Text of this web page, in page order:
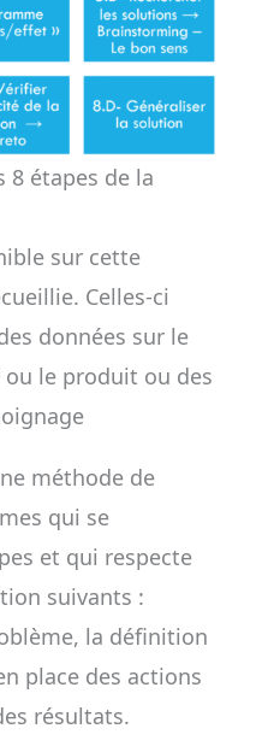
8 étapes de la
sur cette
Celles-ci
données sur le
le produit ou des
méthode de
qui se
et qui respecte
suivants :
la définition
place des actions
résultats.